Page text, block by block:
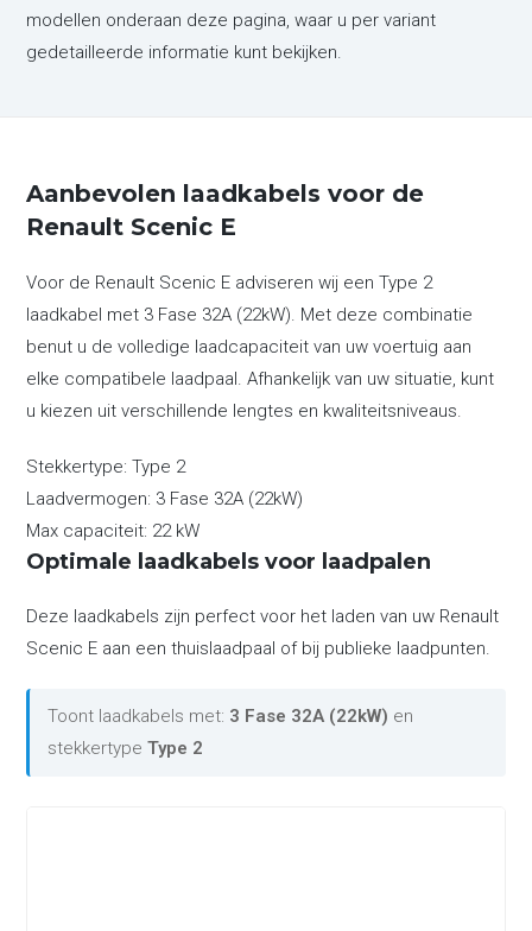
modellen onderaan deze pagina, waar u per variant
gedetailleerde informatie kunt bekijken.
Aanbevolen laadkabels voor de
Renault Scenic E
Voor de Renault Scenic E adviseren wij een Type 2
laadkabel met 3 Fase 32A (22kW). Met deze combinatie
benut u de volledige laadcapaciteit van uw voertuig aan
elke compatibele laadpaal. Afhankelijk van uw situatie, kunt
u kiezen uit verschillende lengtes en kwaliteitsniveaus.
Stekkertype: Type 2
Laadvermogen: 3 Fase 32A (22kW)
Max capaciteit: 22 kW
Optimale laadkabels voor laadpalen
Deze laadkabels zijn perfect voor het laden van uw Renault
Scenic E aan een thuislaadpaal of bij publieke laadpunten.
Toont laadkabels met: 3 Fase 32A (22kW) en
stekkertypeType 2